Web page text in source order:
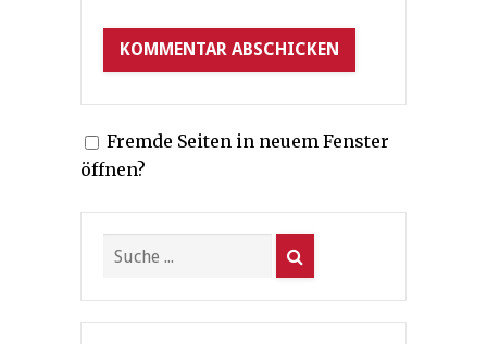
Fremde Seiten in neuem Fenster
öffnen?